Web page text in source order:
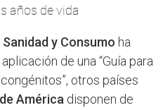
años de vida
y Consumo ha
de una “Guía para
otros países
América disponen de